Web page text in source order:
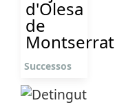
d'Olesa
de
Montserrat
Successos